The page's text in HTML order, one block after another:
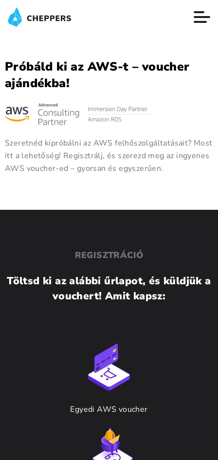
Próbáld ki az AWS-t – voucher
ajándékba!
Szeretnéd kipróbálni az AWS felhőszolgáltatásait? Most
itt a lehetőség! Regisztrálj, és szerezd meg az ingyenes
AWS voucher-ed – gyorsan és egyszerűen.
REGISZTRÁCIÓ
Töltsd ki az alábbi űrlapot, és küldjük a
vouchert! Amit kapsz:
Egyedi AWS voucher